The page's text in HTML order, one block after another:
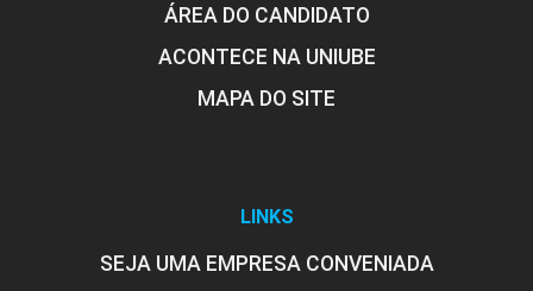
ÁREA DO CANDIDATO
ACONTECE NA UNIUBE
MAPA DO SITE
LINKS
SEJA UMA EMPRESA CONVENIADA